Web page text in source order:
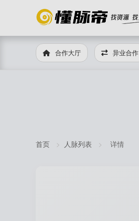
合作大厅 异业合作
首页 > 人脉列表 > 详情